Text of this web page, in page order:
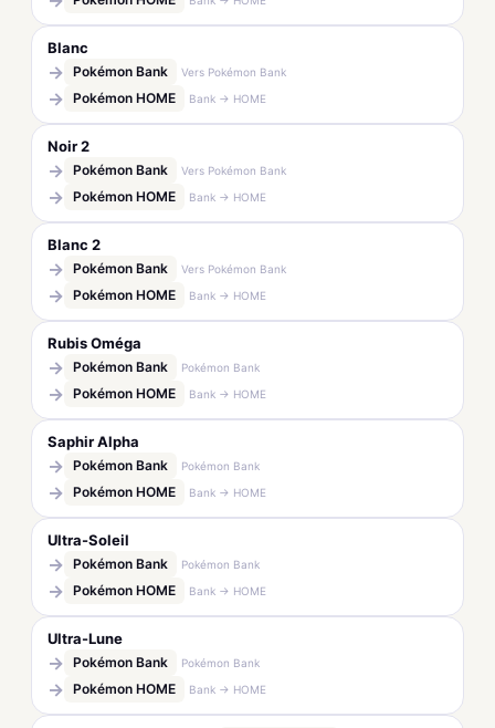
Blanc
→ Pokémon Bank Vers Pokémon Bank
→ Pokémon HOME Bank → HOME
Noir 2
→ Pokémon Bank Vers Pokémon Bank
→ Pokémon HOME Bank → HOME
Blanc 2
→ Pokémon Bank Vers Pokémon Bank
→ Pokémon HOME Bank → HOME
Rubis Oméga
→ Pokémon Bank Pokémon Bank
→ Pokémon HOME Bank → HOME
Saphir Alpha
→ Pokémon Bank Pokémon Bank
→ Pokémon HOME Bank → HOME
Ultra-Soleil
→ Pokémon Bank Pokémon Bank
→ Pokémon HOME Bank → HOME
Ultra-Lune
→ Pokémon Bank Pokémon Bank
→ Pokémon HOME Bank → HOME